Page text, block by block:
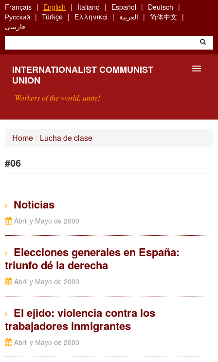
Skip
to
main
content
Français English Italiano Español
Deutsch
Русский
Türkçe Ελληνικά العربية
简体中文
فارسی
INTERNATIONALIST COMMUNIST
UNION
Workers of the world, unite!
Home / Lucha de clase
#06
Noticias
Abril y Mayo de 2000
Elecciones generales en España:
triunfo dé la derecha
Abril y Mayo de 2000
El ejido: violencia contra los
trabajadores inmigrantes
Abril y Mayo de 2000